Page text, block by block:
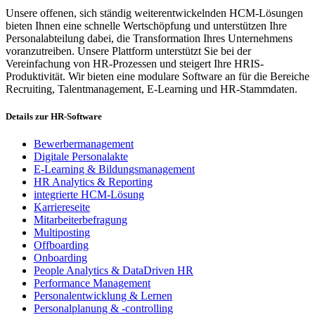
Unsere offenen, sich ständig weiterentwickelnden HCM-Lösungen
bieten Ihnen eine schnelle Wertschöpfung und unterstützen Ihre
Personalabteilung dabei, die Transformation Ihres Unternehmens
voranzutreiben. Unsere Plattform unterstützt Sie bei der
Vereinfachung von HR-Prozessen und steigert Ihre HRIS-
Produktivität. Wir bieten eine modulare Software an für die Bereiche
Recruiting, Talentmanagement, E-Learning und HR-Stammdaten.
Details zur HR-Software
Bewerbermanagement
Digitale Personalakte
E-Learning & Bildungsmanagement
HR Analytics & Reporting
integrierte HCM-Lösung
Karriereseite
Mitarbeiterbefragung
Multiposting
Offboarding
Onboarding
People Analytics & DataDriven HR
Performance Management
Personalentwicklung & Lernen
Personalplanung & -controlling